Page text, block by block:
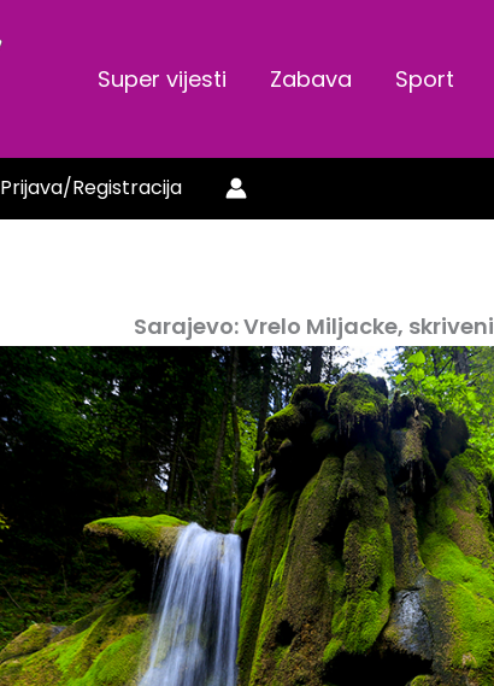
Super vijesti Zabava Sport
Prijava/Registracija
Sarajevo: Vrelo Miljacke,